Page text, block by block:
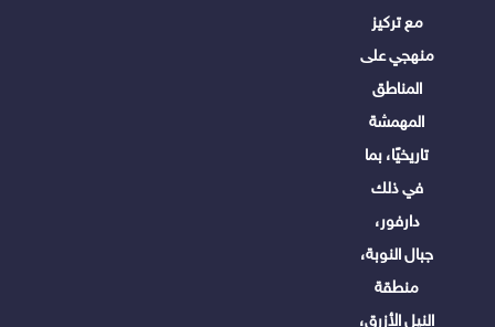
مع تركيز
منهجي على
المناطق
المهمشة
تاريخيًا، بما
في ذلك
دارفور،
جبال النوبة،
منطقة
النيل الأزرق،